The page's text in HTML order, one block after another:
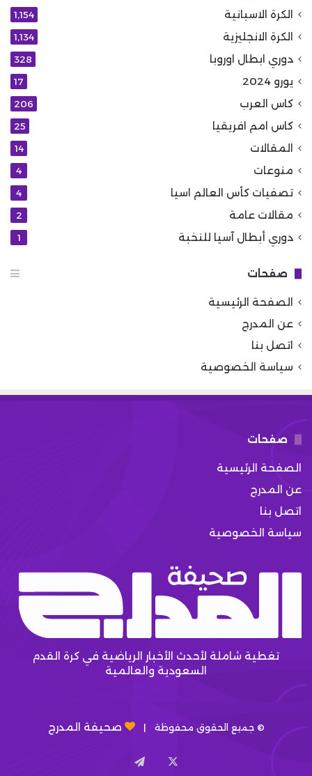
الكرة الاسبانية 1٬154
الكرة الانجليزية 1٬134
دوري ابطال اوروبا 328
يورو 2024 17
كاس العرب 206
كاس امم افريقيا 25
المقالات 14
منوعات 4
تصفيات كأس العالم اسيا 4
مقالات عامة 2
دوري أبطال آسيا للنخبة 1
صفحات
الصفحة الرئيسية
عن المدرج
اتصل بنا
سياسة الخصوصية
صفحات
الصفحة الرئيسية
عن المدرج
اتصل بنا
سياسة الخصوصية
تغطية شاملة لأحدث الأخبار الرياضية في كرة القدم
السعودية والعالمية
© جميع الحقوق محفوظة | صحيفة المدرج
تيلقرام